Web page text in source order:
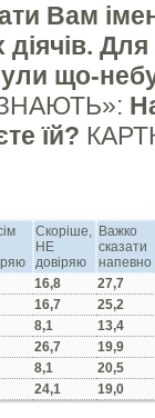
Вам
що-
їй?
Скоріше,
НЕ
довіряю
Важко
сказати
напевно
16,8
27,7
16,7
25,2
8,1
13,4
26,7
19,9
8,1
20,5
24,1 19,0